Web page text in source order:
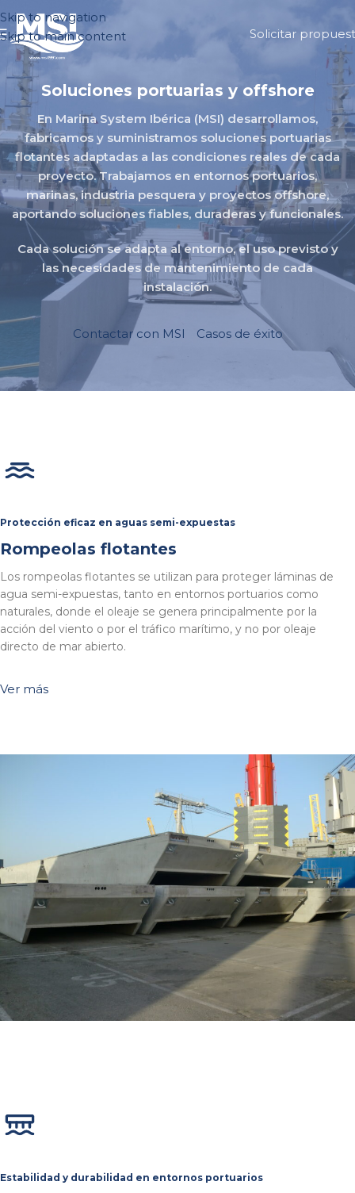
Skip to navigation
Skip to main content
Solicitar
Soluciones portuarias y offshore
En Marina System Ibérica (MSI) desarrollamos,
fabricamos y suministramos soluciones portuarias
flotantes adaptadas a las condiciones reales de cada
proyecto.Trabajamos en entornos portuarios,
marinas, industria pesquera y proyectos offshore,
aportando soluciones fiables, duraderas y funcionales.
Cada solución se adapta al entorno, el uso previsto y
las necesidades de mantenimiento de cada
instalación.
Contactar con MSI Casos de éxito
Protección eficaz en aguas semi-expuestas
Rompeolas flotantes
Los rompeolas flotantes se utilizan para proteger láminas de
agua semi-expuestas, tanto en entornos portuarios como
naturales, donde el oleaje se genera principalmente por la
acción del viento o por el tráfico marítimo, y no por oleaje
directo de mar abierto.
Ver más
Estabilidad y durabilidad en entornos portuarios